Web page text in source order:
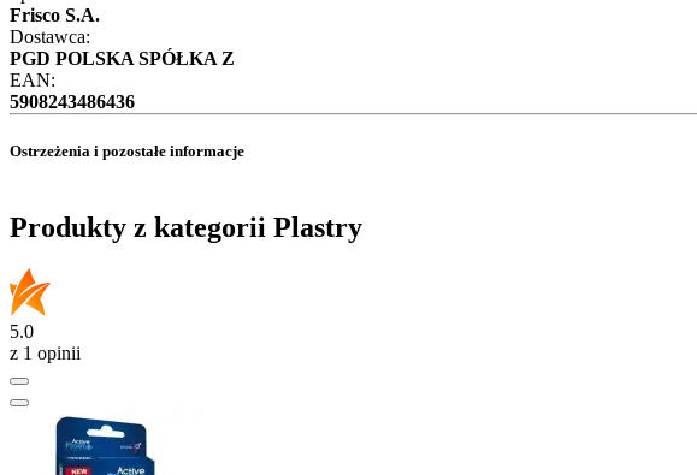
Frisco S.A.
Dostawca:
PGD POLSKA SPÓŁKA Z
EAN:
5908243486436
Ostrzeżenia i pozostałe informacje
Produkty z kategorii Plastry
5.0
z 1 opinii